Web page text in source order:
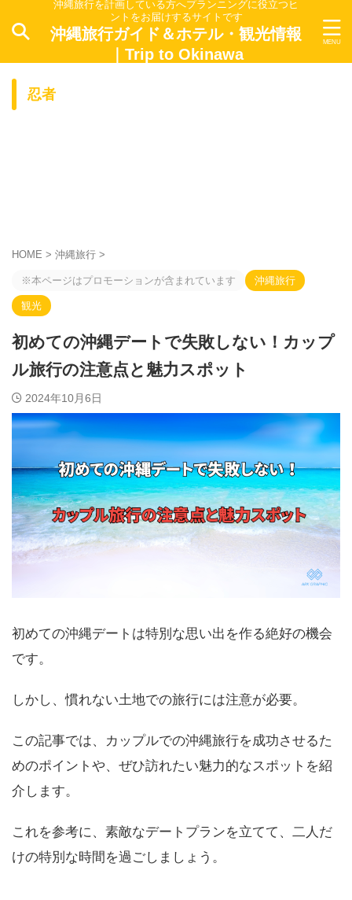
沖縄旅行を計画している方へプランニングに役立つヒ
ントをお届けするサイトです
沖縄旅行ガイド＆ホテル・観光情報
｜Trip to Okinawa
忍者
HOME > 沖縄旅行 >
※本ページはプロモーションが含まれています 沖縄旅行
観光
初めての沖縄デートで失敗しない！カップ
ル旅行の注意点と魅力スポット
2024年10月6日
初めての沖縄デートは特別な思い出を作る絶好の機会
です。
しかし、慣れない土地での旅行には注意が必要。
この記事では、カップルでの沖縄旅行を成功させるた
めのポイントや、ぜひ訪れたい魅力的なスポットを紹
介します。
これを参考に、素敵なデートプランを立てて、二人だ
けの特別な時間を過ごしましょう。